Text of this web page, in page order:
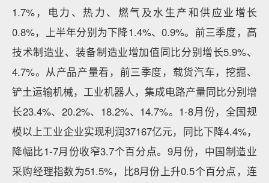
1.7%，电力、热力、燃气及水生产和供应业增长
0.8%，上半年分别为下降1.4%、0.9%。前三季度，高
技术制造业、装备制造业增加值同比分别增长5.9%、
4.7%。从产品产量看，前三季度，载货汽车，挖掘、
铲土运输机械，工业机器人，集成电路产量同比分别增
长23.4%、20.2%、18.2%、14.7%。1-8月份，全国规
模以上工业企业实现利润37167亿元，同比下降4.4%，
降幅比1-7月份收窄3.7个百分点。9月份，中国制造业
采购经理指数为51.5%，比8月份上升0.5个百分点，连